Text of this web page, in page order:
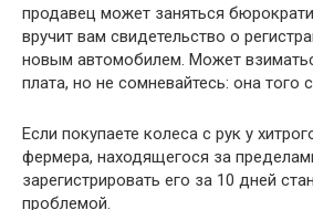
продавец может заняться
вручит вам свидетельство о
новым автомобилем. Может
плата, но не сомневайтесь: она того
Если покупаете колеса с рук у
фермера, находящегося за
зарегистрировать его за 10 дней
проблемой.